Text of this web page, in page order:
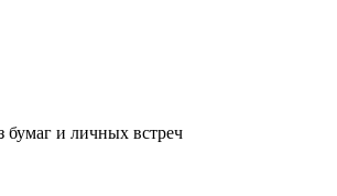
бумаг и личных встреч